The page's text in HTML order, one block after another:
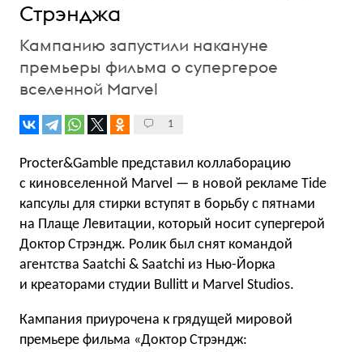
Стрэнджа
Кампанию запустили накануне
премьеры фильма о супергерое
вселенной Marvel
1
Procter&Gamble представил коллаборацию
с киновселенной Marvel — в новой рекламе Tide
капсулы для стирки вступят в борьбу с пятнами
на Плаще Левитации, который носит супергерой
Доктор Стрэндж. Ролик был снят командой
агентства Saatchi & Saatchi из Нью-Йорка
и креаторами студии Bullitt и Marvel Studios.
Кампания приурочена к грядущей мировой
премьере фильма «Доктор Стрэндж: